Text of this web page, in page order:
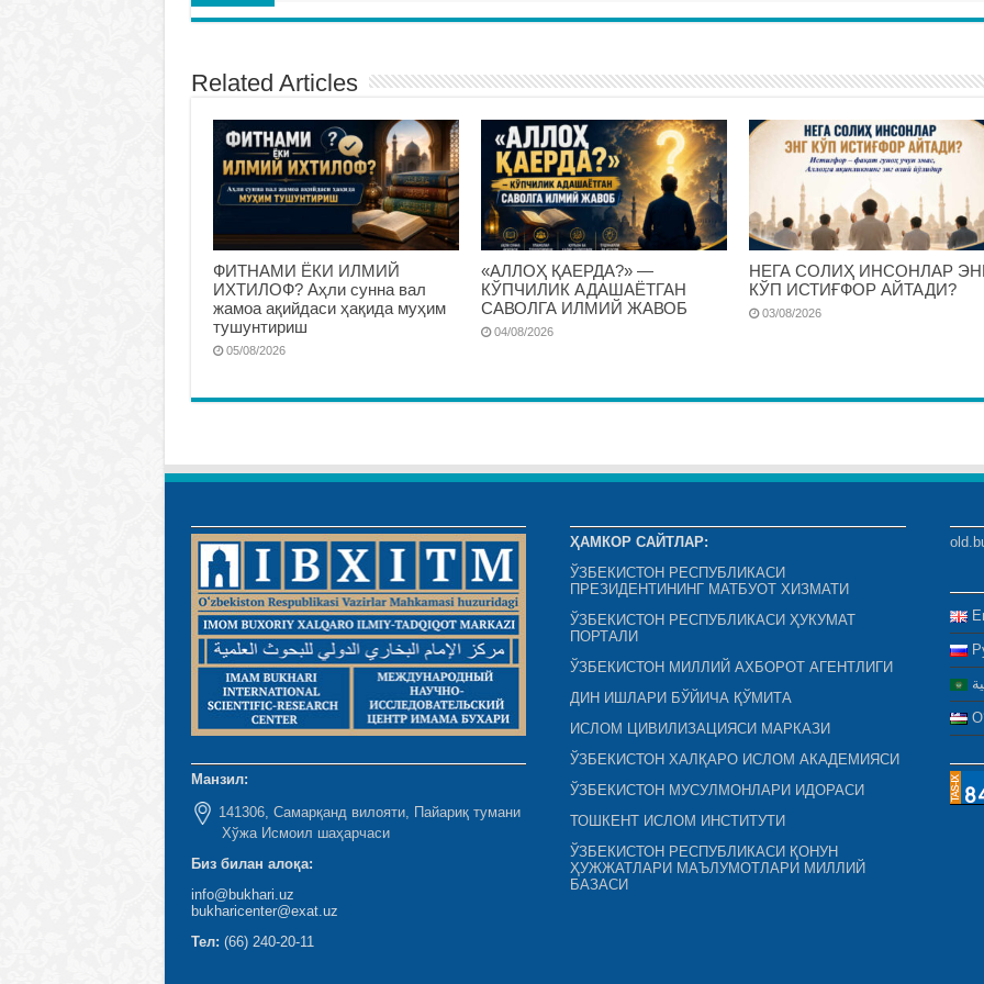
Related Articles
ФИТНАМИ ЁКИ ИЛМИЙ
ИХТИЛОФ? Аҳли сунна вал
жамоа ақийдаси ҳақида муҳим
тушунтириш
05/08/2026
«АЛЛОҲ ҚАЕРДА?» —
КЎПЧИЛИК АДАШАЁТГАН
САВОЛГА ИЛМИЙ ЖАВОБ
04/08/2026
НЕГА СОЛИҲ ИНСОНЛАР
КЎП ИСТИҒФОР АЙТАДИ?
03/08/2026
Манзил:
141306, Самарқанд вилояти, Пайариқ тумани
Хўжа Исмоил шаҳарчаси
Биз билан алоқа:
info@bukhari.uz
bukharicenter@exat.uz
Тел: (66) 240-20-11
ҲАМКОР САЙТЛАР:
ЎЗБЕКИСТОН РЕСПУБЛИКАСИ
ПРЕЗИДЕНТИНИНГ МАТБУОТ ХИЗМАТИ
ЎЗБЕКИСТОН РЕСПУБЛИКАСИ ҲУКУМАТ
ПОРТАЛИ
ЎЗБЕКИСТОН МИЛЛИЙ АХБОРОТ АГЕНТЛИГИ
ДИН ИШЛАРИ БЎЙИЧА ҚЎМИТА
ИСЛОМ ЦИВИЛИЗАЦИЯСИ МАРКАЗИ
ЎЗБЕКИСТОН ХАЛҚАРО ИСЛОМ АКАДЕМИЯСИ
ЎЗБЕКИСТОН МУСУЛМОНЛАРИ ИДОРАСИ
ТОШКЕНТ ИСЛОМ ИНСТИТУТИ
ЎЗБЕКИСТОН РЕСПУБЛИКАСИ ҚОНУН
ҲУЖЖАТЛАРИ МАЪЛУМОТЛАРИ МИЛЛИЙ
БАЗАСИ